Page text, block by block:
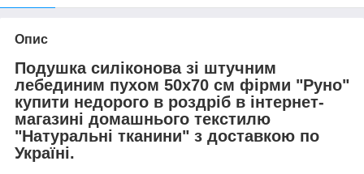
Опис
Подушка силіконова зі штучним
лебединим пухом 50х70 см фірми "Руно"
купити недорого в роздріб в інтернет-
магазині домашнього текстилю
"Натуральні тканини" з доставкою по
Україні.